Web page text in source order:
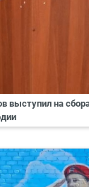
выступил на